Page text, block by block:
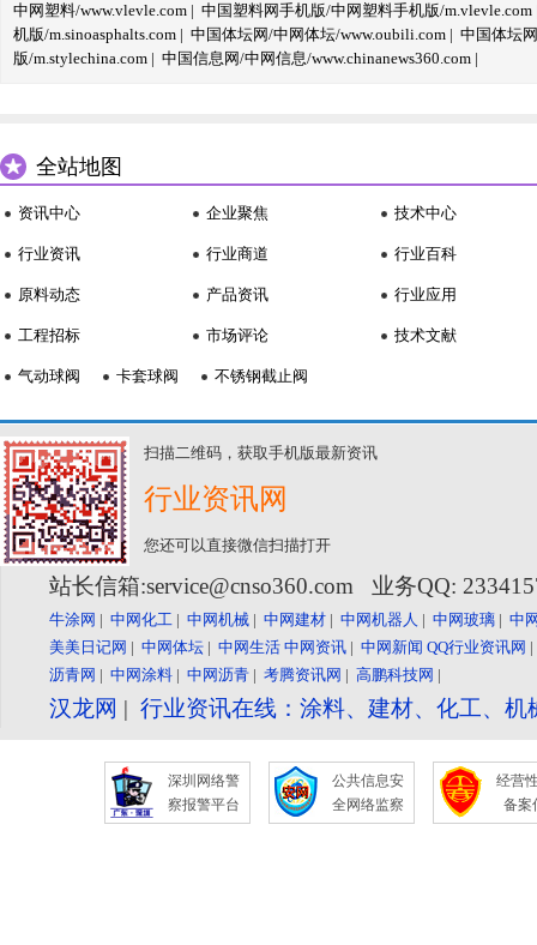
中网塑料/www.vlevle.com | 中国塑料网手机版/中网塑料手机版/m.vlevle.com
机版/m.sinoasphalts.com | 中国体坛网/中网体坛/www.oubili.com | 中国体坛
版/m.stylechina.com | 中国信息网/中网信息/www.chinanews360.com |
全站地图
资讯中心
行业资讯
原料动态
工程招标
企业聚焦
行业商道
产品资讯
市场评论
技术中心
行业百科
行业应用
技术文献
气动球阀 卡套球阀 不锈钢截止阀
扫描二维码，获取手机版最新资讯
行业资讯网
您还可以直接微信扫描打开
站长信箱:service@cnso360.com 业务QQ:
牛涂网 | 中网化工 | 中网机械 | 中网建材 | 中网机器人 | 中网玻璃 | 中
美美日记网 | 中网体坛 | 中网生活 中网资讯 | 中网新闻 QQ行业资讯网
沥青网 | 中网涂料 | 中网沥青 | 考腾资讯网 | 高鹏科技网 |
汉龙网 | 行业资讯在线：涂料、建材、化工、
深圳网络警
察报警平台
公共信息安
全网络监察
经营
备案